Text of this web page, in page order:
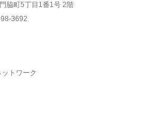
脇町5丁目1番1号 2階
3692
トワーク